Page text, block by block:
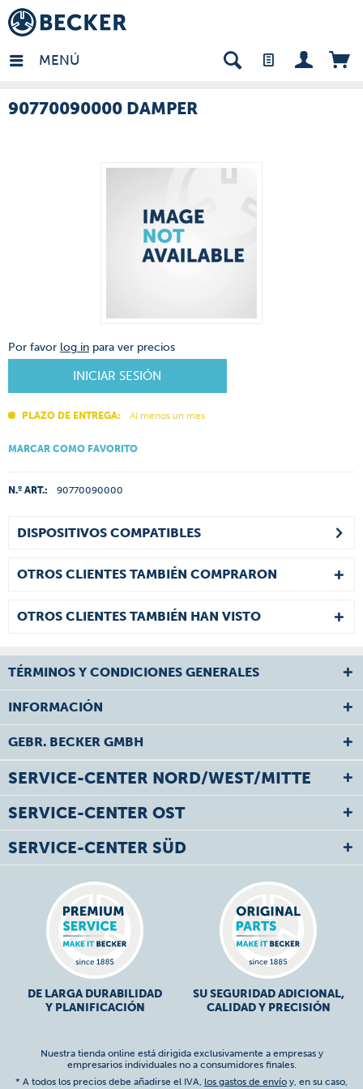
MENÚ
- ES
90770090000 DAMPER
Por favor log in para ver precios
INICIAR SESIÓN
PLAZO DE ENTREGA: Al menos un mes
MARCAR COMO FAVORITO
N.º ART.: 90770090000
DISPOSITIVOS COMPATIBLES
OTROS CLIENTES TAMBIÉN COMPRARON
OTROS CLIENTES TAMBIÉN HAN VISTO
TÉRMINOS Y CONDICIONES GENERALES
INFORMACIÓN
GEBR. BECKER GMBH
SERVICE-CENTER NORD/WEST/MITTE
SERVICE-CENTER OST
SERVICE-CENTER SÜD
DE LARGA DURABILIDAD
Y PLANIFICACIÓN
SU SEGURIDAD ADICIONAL,
CALIDAD Y PRECISIÓN
Nuestra tienda online está dirigida exclusivamente a empresas y
empresarios individuales no a consumidores finales.
* A todos los precios debe añadirse el IVA, los gastos de envío y, en su caso,